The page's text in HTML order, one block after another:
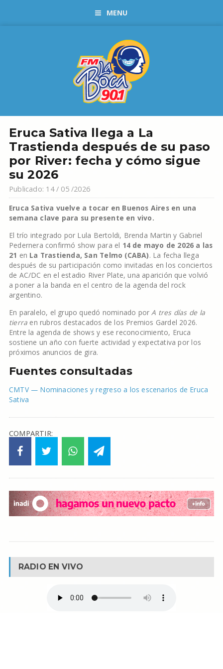
MENU
Eruca Sativa llega a La
Trastienda después de su paso
por River: fecha y cómo sigue
su 2026
Publicado: 14 / 05 /2026
Eruca Sativa vuelve a tocar en Buenos Aires en una
semana clave para su presente en vivo.
El trío integrado por Lula Bertoldi, Brenda Martin y Gabriel
Pedernera confirmó show para el 14 de mayo de 2026 a las
21 en La Trastienda, San Telmo (CABA). La fecha llega
después de su participación como invitadas en los conciertos
de AC/DC en el estadio River Plate, una aparición que volvió
a poner a la banda en el centro de la agenda del rock
argentino.
En paralelo, el grupo quedó nominado porA tres días de la
tierra en rubros destacados de los Premios Gardel 2026.
Entre la agenda de shows y ese reconocimiento, Eruca
sostiene un año con fuerte actividad y expectativa por los
próximos anuncios de gira.
Fuentes consultadas
CMTV — Nominaciones y regreso a los escenarios de Eruca
Sativa
COMPARTIR:
RADIO EN VIVO